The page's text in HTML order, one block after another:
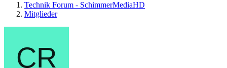
Technik Forum - SchimmerMediaHD
Mitglieder